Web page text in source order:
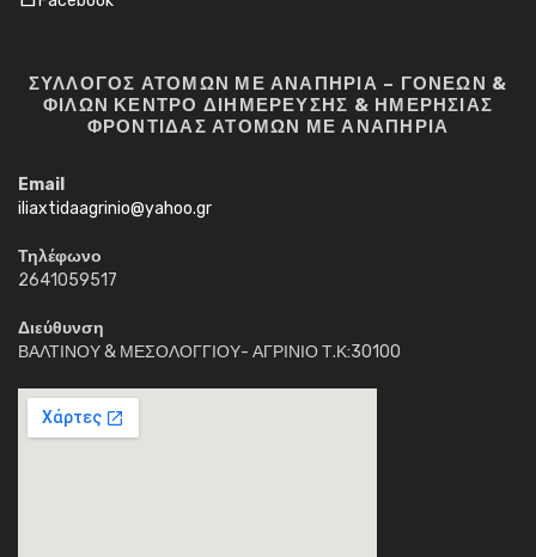
ΣΥΛΛΟΓΟΣ ΑΤΟΜΩΝ ΜΕ ΑΝΑΠΗΡΙΑ – ΓΟΝΕΩΝ &
ΦΙΛΩΝ ΚΕΝΤΡΟ ΔΙΗΜΕΡΕΥΣΗΣ & ΗΜΕΡΗΣΙΑΣ
ΦΡΟΝΤΙΔΑΣ ΑΤΟΜΩΝ ΜΕ ΑΝΑΠΗΡΙΑ
Email
iliaxtidaagrinio@yahoo.gr
Τηλέφωνο
2641059517
Διεύθυνση
ΒΑΛΤΙΝΟΥ & ΜΕΣΟΛΟΓΓΙΟΥ- ΑΓΡΙΝΙΟ Τ.Κ:30100